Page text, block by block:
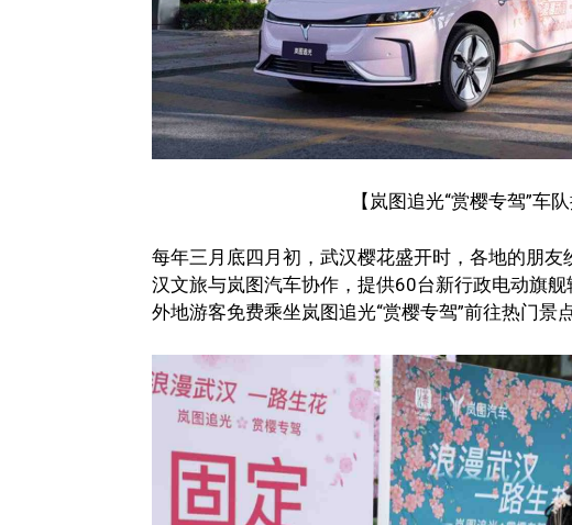
【岚图追光“赏樱专驾”车
每年三月底四月初，武汉樱花盛开时，各地的朋
汉文旅与岚图汽车协作，提供60台新行政电动旗舰
外地游客免费乘坐岚图追光“赏樱专驾”前往热门景